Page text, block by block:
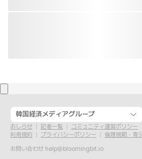
韓国経済メディアグループ
おしらせ 記者一覧
コミュニティ運営ポリシー
利用規約
プライバシーポリシー
倫理規範・青
お問い合わせ help@bloomingbit.io